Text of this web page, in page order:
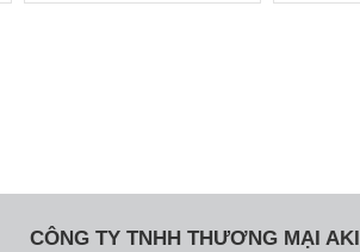
CÔNG TY TNHH THƯƠNG MẠI